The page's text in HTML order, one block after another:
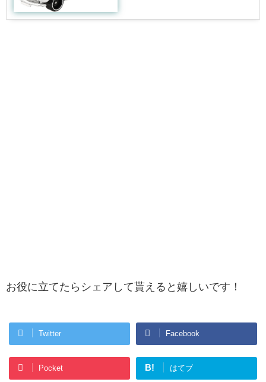
お役に立てたらシェアして貰えると嬉しいです！
Twitter Facebook
Pocket B! はてブ